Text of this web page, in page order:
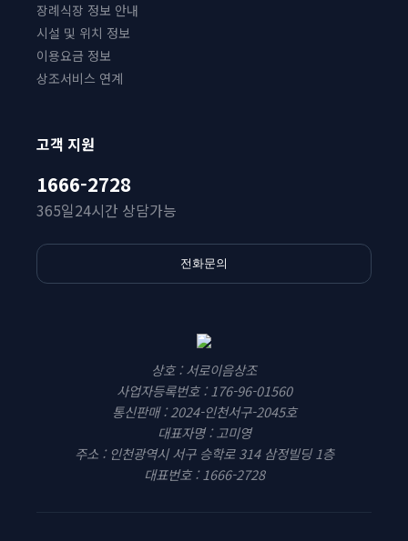
장례식장 정보 안내
시설 및 위치 정보
이용요금 정보
상조서비스 연계
고객 지원
1666-2728
365일24시간 상담가능
전화문의
상호 : 서로이음상조
사업자등록번호 : 176-96-01560
통신판매 : 2024-인천서구-2045호
대표자명 : 고미영
주소 : 인천광역시 서구 승학로 314 삼정빌딩 1층
대표번호 : 1666-2728